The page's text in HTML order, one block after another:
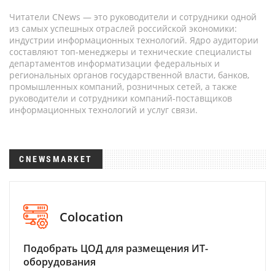
Читатели CNews — это руководители и сотрудники одной
из самых успешных отраслей российской экономики:
индустрии информационных технологий. Ядро аудитории
составляют топ-менеджеры и технические специалисты
департаментов информатизации федеральных и
региональных органов государственной власти, банков,
промышленных компаний, розничных сетей, а также
руководители и сотрудники компаний-поставщиков
информационных технологий и услуг связи.
CNEWSMARKET
Colocation
Подобрать ЦОД для размещения ИТ-
оборудования